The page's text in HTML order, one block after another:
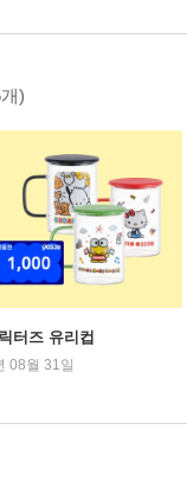
)
터즈 유리컵
08월 31일